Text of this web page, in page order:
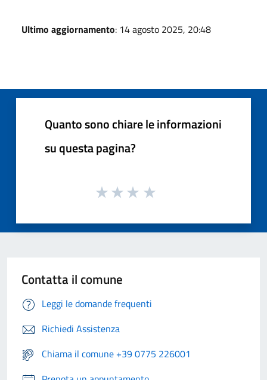
Ultimo aggiornamento: 14 agosto 2025, 20:48
Quanto sono chiare le informazioni
su questa pagina?
Contatta il comune
Leggi le domande frequenti
Richiedi Assistenza
Chiama il comune +39 0775 226001